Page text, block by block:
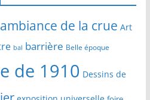
ambiance de la crue Art
bal barrière Belle époque
de 1910 Dessins de